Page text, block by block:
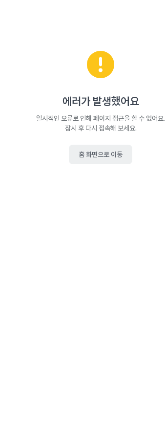
에러가 발생했어요
일시적인 오류로 인해 페이지 접근을 할 수 없어요.
잠시 후 다시 접속해 보세요.
홈 화면으로 이동